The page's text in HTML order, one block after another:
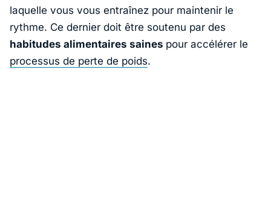
laquelle vous vous entraînez pour maintenir le
rythme. Ce dernier doit être soutenu par des
habitudes alimentaires saines pour accélérer le
processus de perte de poids.